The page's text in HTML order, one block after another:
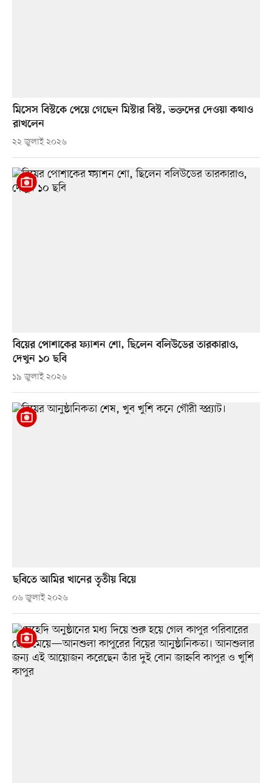
মিসেস বিস্টকে পেয়ে গেছেন মিস্টার বিস্ট, ভক্তদের দেওয়া কথাও
রাখলেন
২২ জুলাই ২০২৬
বিয়ের পোশাকের ফ্যাশন শো, ছিলেন বলিউডের তারকারাও,
দেখুন ১০ ছবি
১৯ জুলাই ২০২৬
ছবিতে আমির খানের তৃতীয় বিয়ে
০৬ জুলাই ২০২৬